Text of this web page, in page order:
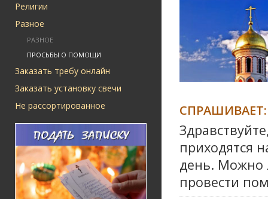
Религии
Разное
РАЗНОЕ
ПРОСЬБЫ О ПОМОЩИ
Заказать требу онлайн
Заказать установку свечи
Не рассортированное
СПРАШИВАЕТ:
приходятся
день. Можно
провести